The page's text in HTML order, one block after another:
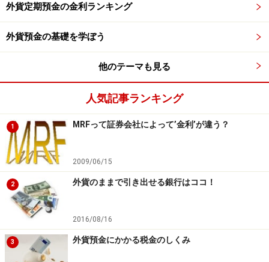
外貨定期預金の金利ランキング
外貨預金の基礎を学ぼう
他のテーマも見る
人気記事ランキング
1 MRFって証券会社によって’金利’が違う？
2009/06/15
2 外貨のままで引き出せる銀行はココ！
2016/08/16
3 外貨預金にかかる税金のしくみ